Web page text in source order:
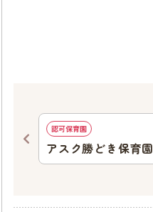
認可保育園
アスク勝どき保育園